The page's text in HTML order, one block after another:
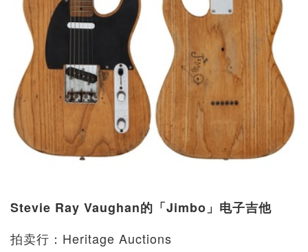
Stevie Ray Vaughan的「Jimbo」电子吉他
拍卖行：Heritage Auctions